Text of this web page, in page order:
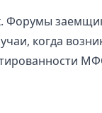
Форумы
когда